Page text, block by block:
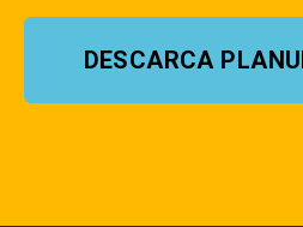
DESCARCA